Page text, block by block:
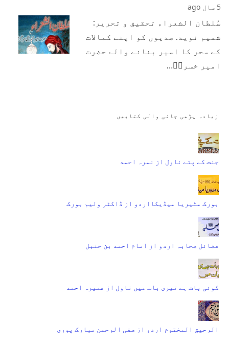
5 سال ago
سُلطان الشعراء تحقیق و تحریر:
شمیم نوید. صدیوں کو اپنے کمالات
کے سحر کا اسیر بنانے والے حضرت
امیر خسروؒ…
زیادہ پڑھی جانی والی کتابیں
جنت کے پتے ناول از نمرہ احمد
بورک مٹیریا میڈیکااردو از ڈاکٹر ولیم بورک
فضائل صحابہ اردو از امام احمد بن حنبل
کوئی بات ہے تیری بات میں ناول از عمیرہ احمد
الرحیق المختوم اردو از صفی الرحمن مبارک پوری